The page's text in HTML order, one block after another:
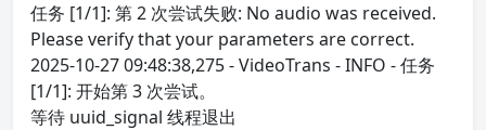
任务 [1/1]: 第 2 次尝试失败: No audio was received.
Please verify that your parameters are correct.
2025-10-27 09:48:38,275 - VideoTrans - INFO - 任务
[1/1]: 开始第 3 次尝试。
等待 uuid_signal 线程退出